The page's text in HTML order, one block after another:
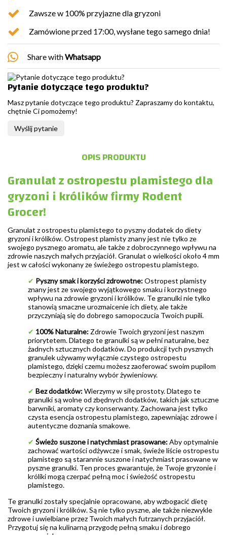
Zawsze w 100% przyjazne dla gryzoni
Zamówione przed 17:00, wysłane tego samego dnia!
Share withWhatsapp
Pytanie dotyczące tego produktu?
Masz pytanie dotyczące tego produktu? Zapraszamy do kontaktu,
chętnie Ci pomożemy!
Wyślij pytanie
OPIS PRODUKTU
Granulat z ostropestu plamistego dla
gryzoni i królików firmy Rodent
Grocer!
Granulat z ostropestu plamistego to pyszny dodatek do diety
gryzoni i królików. Ostropest plamisty znany jest nie tylko ze
swojego pysznego aromatu, ale także z dobroczynnego wpływu na
zdrowie naszych małych przyjaciół. Granulat o wielkości około 4 mm
jest w całości wykonany ze świeżego ostropestu plamistego.
✔ Pyszny smak i korzyści zdrowotne:Ostropest plamisty
znany jest ze swojego wyjątkowego smaku i korzystnego
wpływu na zdrowie gryzoni i królików. Te granulki nie tylko
stanowią smaczne urozmaicenie ich diety, ale także
przyczyniają się do dobrego samopoczucia Twoich pupili.
✔ 100% Naturalne: Zdrowie Twoich gryzoni jest naszym
priorytetem. Dlatego te granulki są w pełni naturalne, bez
żadnych sztucznych dodatków. Do produkcji tych pysznych
granulek używamy wyłącznie czystego ostropestu
plamistego, dzięki czemu możesz zaoferować swoim pupilom
bezpieczny i naturalny wybór żywieniowy.
✔ Bez dodatków:Wierzymy w siłę prostoty. Dlatego te
granulki są wolne od zbędnych dodatków, takich jak sztuczne
barwniki, aromaty czy konserwanty. Zachowana jest tylko
czysta esencja ostropestu plamistego, zapewniając zdrowe i
autentyczne doznania smakowe.
✔ Świeżo suszone i natychmiast prasowane:Aby optymalnie
zachować wartości odżywcze i smak, świeże liście ostropestu
plamistego są starannie suszone i natychmiast prasowane w
pyszne granulki. Ten proces gwarantuje, że Twoje gryzonie i
króliki mogą czerpać pełną moc i świeżość ostropestu
plamistego.
Te granulki zostały specjalnie opracowane, aby wzbogacić dietę
Twoich gryzoni i królików. Są nie tylko pyszne, ale także niezwykle
zdrowe i uwielbiane przez Twoich małych futrzanych przyjaciół.
Przygotuj się na kulinarną przygodę pełną smaku i dobrego